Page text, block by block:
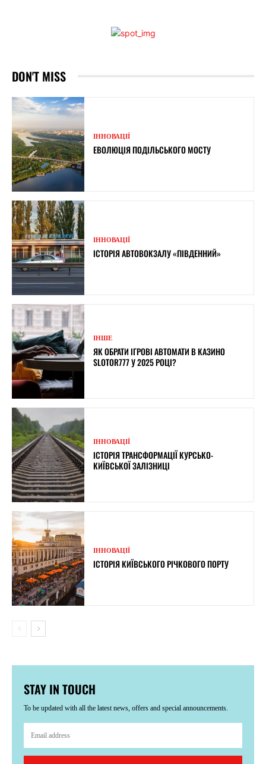
DON'T MISS
ІННОВАЦІЇ
ЕВОЛЮЦІЯ ПОДІЛЬСЬКОГО МОСТУ
ІННОВАЦІЇ
ІСТОРІЯ АВТОВОКЗАЛУ «ПІВДЕННИЙ»
ІНШЕ
ЯК ОБРАТИ ІГРОВІ АВТОМАТИ В КАЗИНО
SLOTOR777 У 2025 РОЦІ?
ІННОВАЦІЇ
ІСТОРІЯ ТРАНСФОРМАЦІЇ КУРСЬКО-
КИЇВСЬКОЇ ЗАЛІЗНИЦІ
ІННОВАЦІЇ
ІСТОРІЯ КИЇВСЬКОГО РІЧКОВОГО ПОРТУ
STAY IN TOUCH
To be updated with all the latest news, offers and special announcements.